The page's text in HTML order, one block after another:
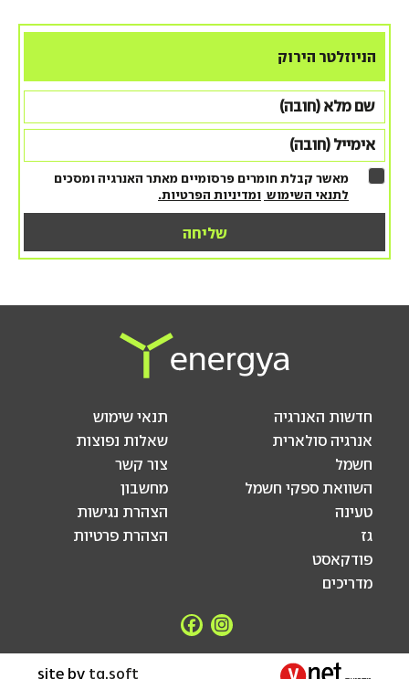
הניוזלטר הירוק
מאשר קבלת חומרים פרסומיים מאתר האנרגיה ומסכים
לתנאי השימוש ומדיניות הפרטיות.
חדשות האנרגיה
אנרגיה סולארית
חשמל
השוואת ספקי חשמל
טעינה
גז
פודקאסט
מדריכים
תנאי שימוש
שאלות נפוצות
צור קשר
מחשבון
הצהרת נגישות
הצהרת פרטיות
site by tq.soft